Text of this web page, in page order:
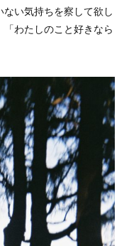
い気持ちを察して欲し
わたしのこと好きなら